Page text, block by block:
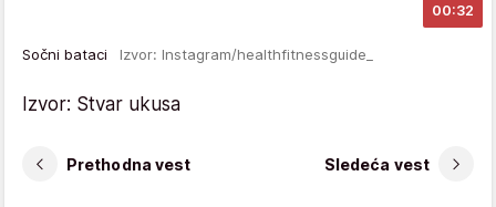
00:32
Sočni bataci Izvor: Instagram/healthfitnessguide_
Izvor: Stvar ukusa
Prethodna vest Sledeća vest